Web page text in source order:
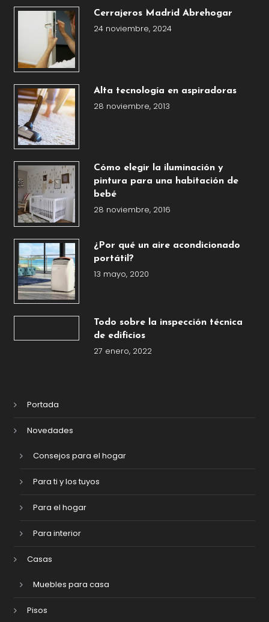
Cerrajeros Madrid Abrehogar
24 noviembre, 2024
Alta tecnología en aspiradoras
28 noviembre, 2013
Cómo elegir la iluminación y
pintura para una habitación de
bebé
28 noviembre, 2016
¿Por qué un aire acondicionado
portátil?
13 mayo, 2020
Todo sobre la inspección técnica
de edificios
27 enero, 2022
Portada
Novedades
Consejos para el hogar
Para ti y los tuyos
Para el hogar
Para interior
Casas
Muebles para casa
Pisos